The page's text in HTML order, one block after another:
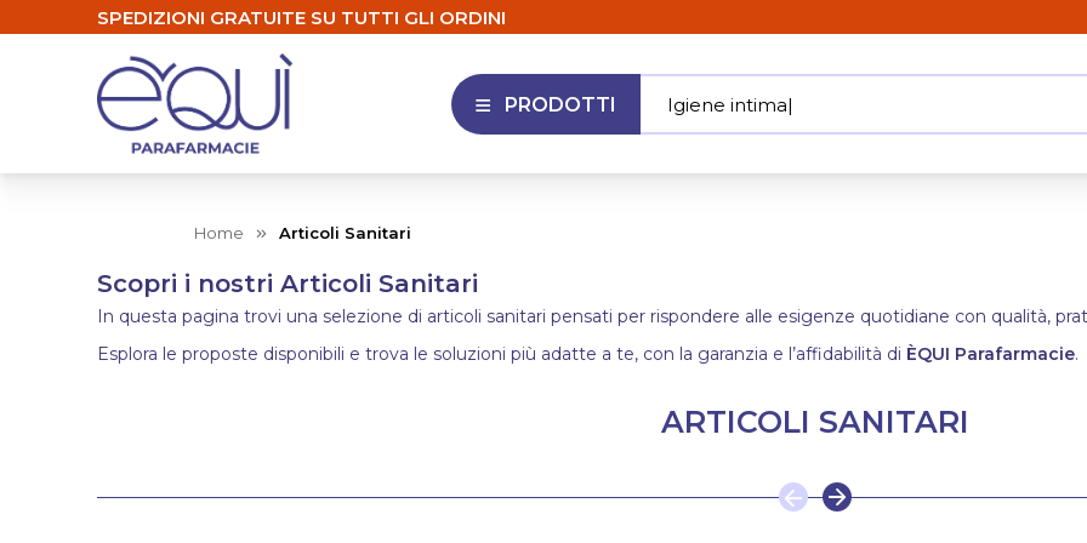
SPEDIZIONI GRATUITE SU TUTTI GLI ORDINI
APRI MENU
PRODOTTI Igiene intima|
Home Articoli Sanitari
Scopri i nostri Articoli Sanitari
In questa pagina trovi una selezione di articoli sanitari pensati per rispondere alle esigenze quotidiane con qualità,
Esplora le proposte disponibili e trova le soluzioni più adatte a te, con la garanzia e l’affidabilità di ÈQUI Parafarmacie.
ARTICOLI SANITARI